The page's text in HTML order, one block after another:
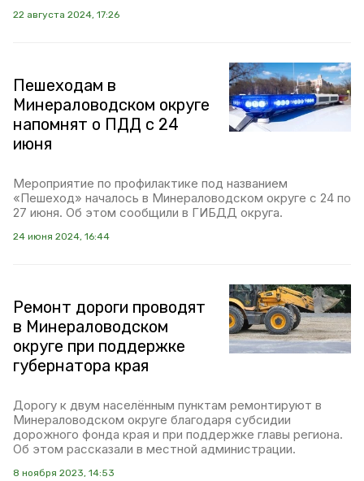
22 августа 2024, 17:26
Пешеходам в
Минераловодском округе
напомнят о ПДД с 24
июня
Мероприятие по профилактике под названием
«Пешеход» началось в Минераловодском округе с 24 по
27 июня. Об этом сообщили в ГИБДД округа.
24 июня 2024, 16:44
Ремонт дороги проводят
в Минераловодском
округе при поддержке
губернатора края
Дорогу к двум населённым пунктам ремонтируют в
Минераловодском округе благодаря субсидии
дорожного фонда края и при поддержке главы региона.
Об этом рассказали в местной администрации.
8 ноября 2023, 14:53